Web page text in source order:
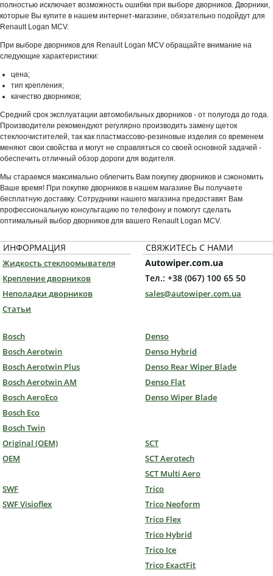
полностью исключает возможность ошибки при выборе дворников. Дворники,
которые Вы купите в нашем интернет-магазине, обязательно подойдут для
Renault Logan MCV.
При выборе дворников для Renault Logan MCV обращайте внимание на
следующие характеристики:
цена;
тип крепления;
качество дворников;
Средний срок эксплуатации автомобильных дворников - от полугода до года.
Производители рекомендуют регулярно производить замену щеток
стеклоочистителей, так как пластмассово-резиновые изделия со временем
меняют свои свойства и могут не справляться со своей основной задачей -
обеспечить отличный обзор дороги для водителя.
Мы стараемся максимально облегчить Вам покупку дворников и сэкономить
Ваше время! При покупке дворников в нашем магазине Вы получаете
бесплатную доставку. Сотрудники нашего магазина предоставят Вам
профессиональную консультацию по телефону и помогут сделать
оптимальный выбор дворников для вашего Renault Logan MCV.
ИНФОРМАЦИЯ
Жидкость стеклоомывателя
Крепление дворников
Неполадки дворников
Статьи
СВЯЖИТЕСЬ С НАМИ
Autowiper.com.ua
Тел.: +38 (067) 100 65 50
sales@autowiper.com.ua
Bosch
Bosch Aerotwin
Bosch Aerotwin Plus
Bosch Aerotwin AM
Bosch AeroEco
Bosch Eco
Bosch Twin
Denso
Denso Hybrid
Denso Rear Wiper Blade
Denso Flat
Denso Wiper Blade
Original (OEM)
OEM
SCT
SCT Aerotech
SCT Multi Aero
SWF
SWF Visioflex
Trico
Trico Neoform
Trico Flex
Trico Hybrid
Trico Ice
Trico ExactFit